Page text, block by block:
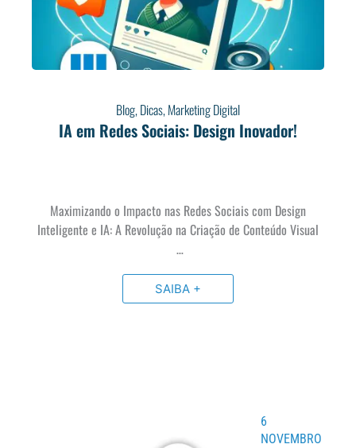
Blog,Dicas,Marketing Digital
IA em Redes Sociais: Design Inovador!
Maximizando o Impacto nas Redes Sociais com Design
Inteligente e IA: A Revolução na Criação de Conteúdo Visual
…
SAIBA +
6
NOVEMBRO